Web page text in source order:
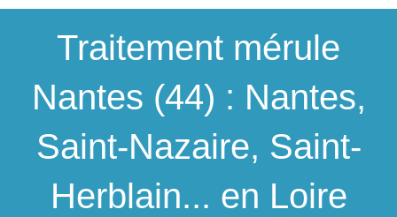
Traitement mérule
Nantes (44) : Nantes,
Saint-Nazaire, Saint-
Herblain... en Loire